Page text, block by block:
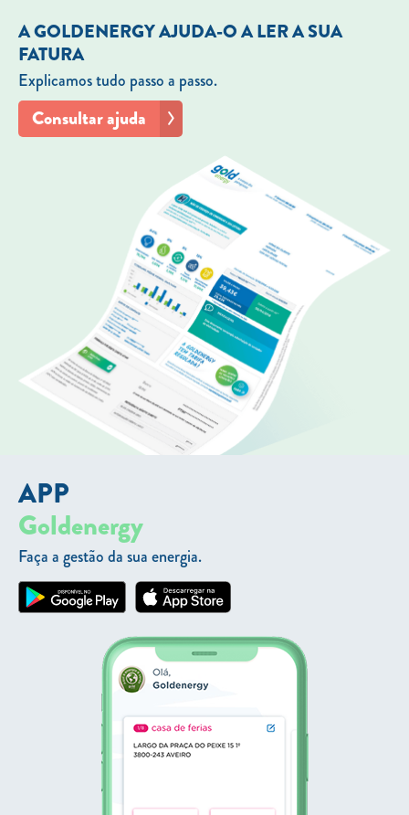
A GOLDENERGY AJUDA-O A LER A SUA
FATURA
Explicamos tudo passo a passo.
Consultar ajuda
APP
Goldenergy
Faça a gestão da sua energia.